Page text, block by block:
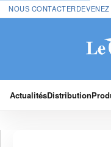
NOUS CONTACTER
ActualitésDistribution